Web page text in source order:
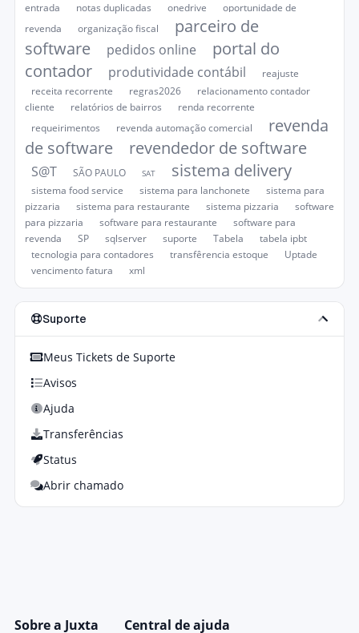
entrada
notas duplicadas onedrive
oportunidade de
revenda
organização fiscal
parceiro de
software
pedidos online
portal do
contador
produtividade contábil
reajuste
receita recorrente
regras2026
relacionamento contador
cliente
relatórios de bairros
renda recorrente
requeirimentos
revenda automação comercial
revenda
de software
revendedor de software
S@T SÃO PAULO SAT sistema delivery
sistema food service sistema para lanchonete
sistema para
pizzaria
sistema para restaurante sistema pizzaria
software
para pizzaria
software para restaurante
software para
revenda
SP sqlserver suporte Tabela
tabela ipbt
tecnologia para contadores
transfêrencia estoque
Uptade
vencimento fatura
xml
Suporte
Meus Tickets de Suporte
Avisos
Ajuda
Transferências
Status
Abrir chamado
Sobre a Juxta Central de ajuda